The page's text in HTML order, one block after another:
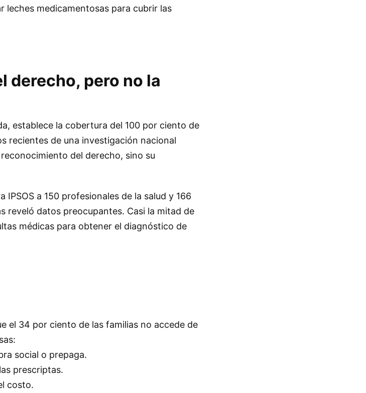
leches medicamentosas para cubrir las
derecho, pero no la
establece la cobertura del 100 por ciento de
recientes de una investigación nacional
del derecho, sino su
a 150 profesionales de la salud y 166
reveló datos preocupantes. Casi la mitad de
médicas para obtener el diagnóstico de
el 34 por ciento de las familias no accede de
social o prepaga.
prescriptas.
costo.